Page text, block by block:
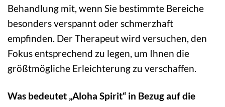
Behandlung mit, wenn Sie bestimmte Bereiche
besonders verspannt oder schmerzhaft
empfinden. Der Therapeut wird versuchen, den
Fokus entsprechend zu legen, um Ihnen die
größtmögliche Erleichterung zu verschaffen.
Was bedeutet „Aloha Spirit“ in Bezug auf die